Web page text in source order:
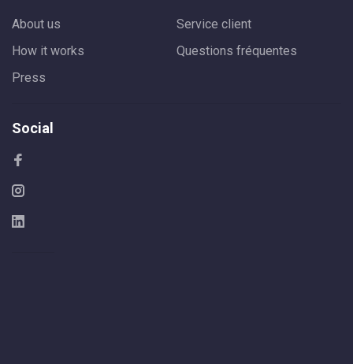
About us
How it works
Press
Service client
Questions fréquentes
Social